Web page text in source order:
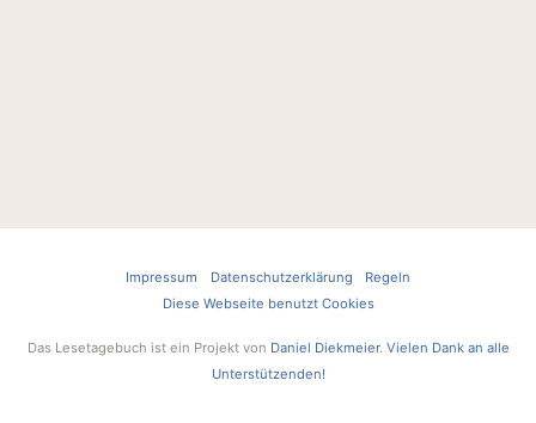
Impressum Datenschutzerklärung
Regeln
Diese Webseite benutzt Cookies
Das Lesetagebuch ist ein Projekt von Daniel Diekmeier. Vielen Dank an alle
Unterstützenden!